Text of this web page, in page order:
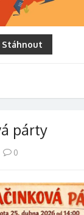
Stáhnout
párty
0